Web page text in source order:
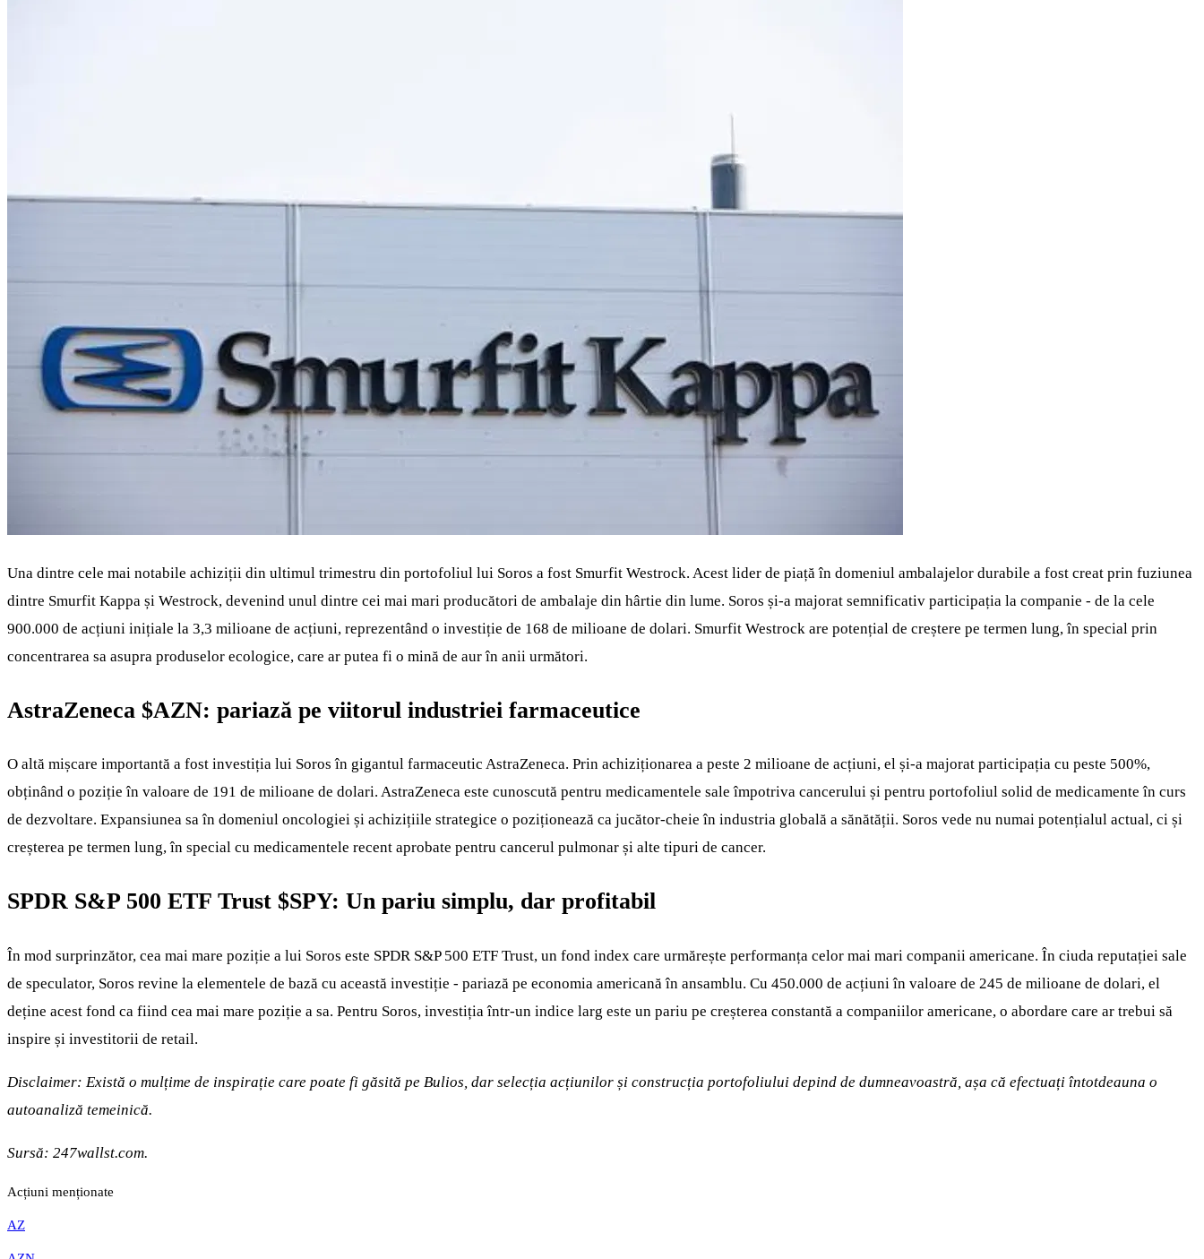
Una dintre cele mai notabile achiziții din ultimul trimestru din portofoliul lui Soros a fost Smurfit Westrock. Acest lider de piață în domeniul ambalajelor durabile a fost creat prin fuziunea
dintre Smurfit Kappa și Westrock, devenind unul dintre cei mai mari producători de ambalaje din hârtie din lume. Soros și-a majorat semnificativ participația la companie - de la cele
900.000 de acțiuni inițiale la 3,3 milioane de acțiuni, reprezentând o investiție de 168 de milioane de dolari. Smurfit Westrock are potențial de creștere pe termen lung, în special prin
concentrarea sa asupra produselor ecologice, care ar putea fi o mină de aur în anii următori.
AstraZeneca $AZN: pariază pe viitorul industriei farmaceutice
O altă mișcare importantă a fost investiția lui Soros în gigantul farmaceutic AstraZeneca. Prin achiziționarea a peste 2 milioane de acțiuni, el și-a majorat participația cu peste 500%,
obținând o poziție în valoare de 191 de milioane de dolari. AstraZeneca este cunoscută pentru medicamentele sale împotriva cancerului și pentru portofoliul solid de medicamente în curs
de dezvoltare. Expansiunea sa în domeniul oncologiei și achizițiile strategice o poziționează ca jucător-cheie în industria globală a sănătății. Soros vede nu numai potențialul actual, ci și
creșterea pe termen lung, în special cu medicamentele recent aprobate pentru cancerul pulmonar și alte tipuri de cancer.
SPDR S&P 500 ETF Trust $SPY: Un pariu simplu, dar profitabil
În mod surprinzător, cea mai mare poziție a lui Soros este SPDR S&P 500 ETF Trust, un fond index care urmărește performanța celor mai mari companii americane. În ciuda reputației sale
de speculator, Soros revine la elementele de bază cu această investiție - pariază pe economia americană în ansamblu. Cu 450.000 de acțiuni în valoare de 245 de milioane de dolari, el
deține acest fond ca fiind cea mai mare poziție a sa. Pentru Soros, investiția într-un indice larg este un pariu pe creșterea constantă a companiilor americane, o abordare care ar trebui să
inspire și investitorii de retail.
Disclaimer: Există o mulțime de inspirație care poate fi găsită pe Bulios, dar selecția acțiunilor și construcția portofoliului depind de dumneavoastră, așa că efectuați întotdeauna o
autoanaliză temeinică.
Sursă: 247wallst.com.
Acțiuni menționate
AZ